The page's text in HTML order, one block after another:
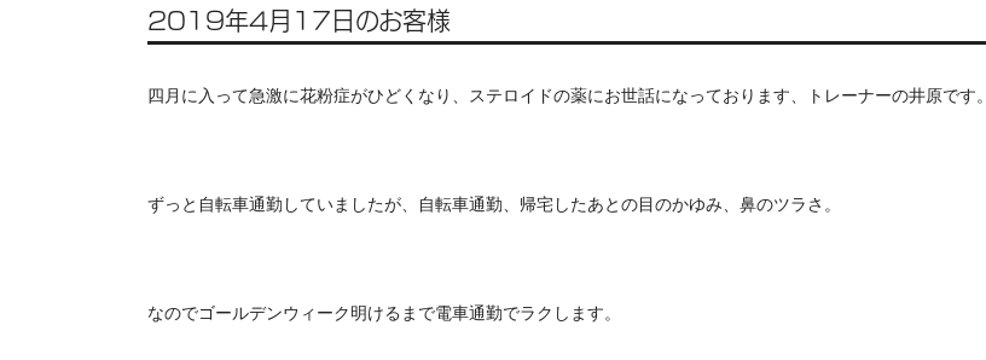
2019年4月17日のお客様
四月に入って急激に花粉症がひどくなり、ステロイドの薬にお世話になっております、トレーナーの井原です。
ずっと自転車通勤していましたが、自転車通勤、帰宅したあとの目のかゆみ、鼻のツラさ。
なのでゴールデンウィーク明けるまで電車通勤でラクします。